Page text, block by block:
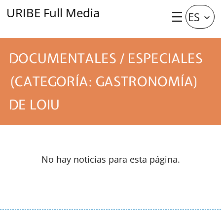
URIBE Full Media ES
DOCUMENTALES / ESPECIALES
(CATEGORÍA: GASTRONOMÍA)
DE LOIU
No hay noticias para esta página.